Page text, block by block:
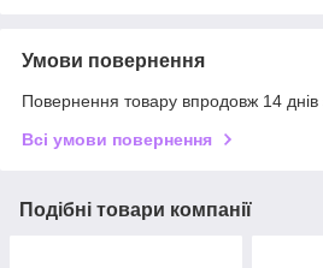
Умови повернення
Повернення товару впродовж 14 днів
Всі умови повернення
Подібні товари компанії